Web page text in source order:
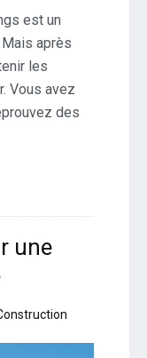
est un
après
les
Vous avez
des
une